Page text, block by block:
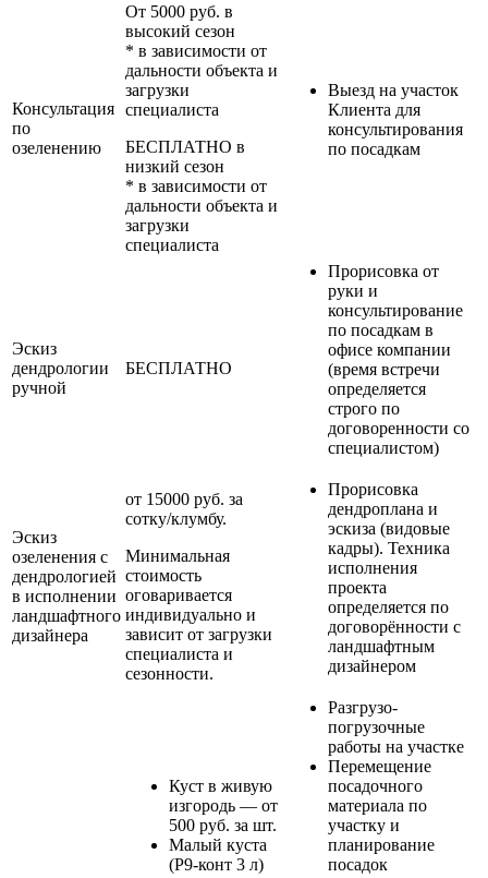
Консультация
по
озеленению
От 5000 руб. в
высокий сезон
* в зависимости от
дальности объекта и
загрузки
специалиста
БЕСПЛАТНО в
низкий сезон
* в зависимости от
дальности объекта и
загрузки
специалиста
Выезд на участок
Клиента для
консультирования
по посадкам
Эскиз
дендрологии
ручной
БЕСПЛАТНО
Прорисовка от
руки и
консультирование
по посадкам в
офисе компании
(время встречи
определяется
строго по
договоренности со
специалистом)
Эскиз
озеленения с
дендрологией
в исполнении
ландшафтного
дизайнера
от 15000 руб. за
сотку/клумбу.
Минимальная
стоимость
оговаривается
индивидуально и
зависит от загрузки
специалиста и
сезонности.
Прорисовка
дендроплана и
эскиза (видовые
кадры). Техника
исполнения
проекта
определяется по
договорённости с
ландшафтным
дизайнером
Куст в живую
изгородь — от
500 руб. за шт.
Малый куста
(Р9-конт 3 л)
Разгрузо-
погрузочные
работы на участке
Перемещение
посадочного
материала по
участку и
планирование
посадок